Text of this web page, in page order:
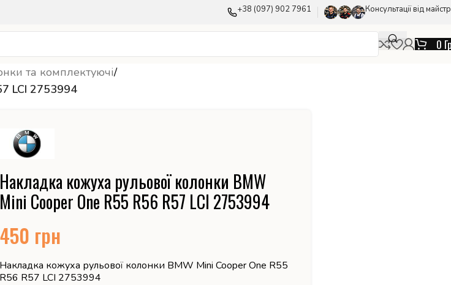
+38 (097) 902 7961 Консультації від
0
та комплектуючі/
LCI 2753994
Накладка кожуха рульової колонки BMW
Mini Cooper One R55 R56 R57 LCI 2753994
450 грн
Накладка кожуха рульової колонки BMW Mini Cooper One R55
R56 R57 LCI 2753994